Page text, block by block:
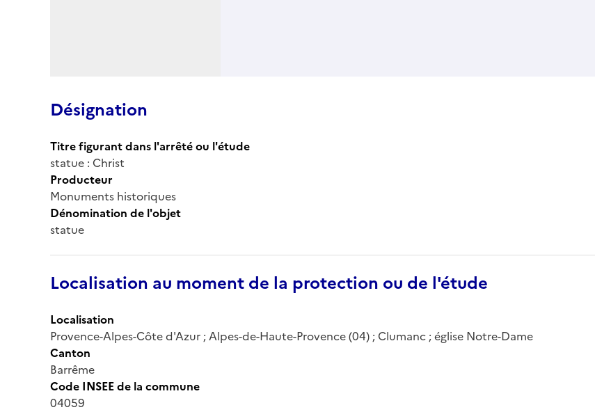
Désignation
Titre figurant dans l'arrêté ou l'étude
statue : Christ
Producteur
Monuments historiques
Dénomination de l'objet
statue
Localisation au moment de la protection ou de l'étude
Localisation
Provence-Alpes-Côte d'Azur ; Alpes-de-Haute-Provence (04) ; Clumanc ; église Notre-Dame
Canton
Barrême
Code INSEE de la commune
04059